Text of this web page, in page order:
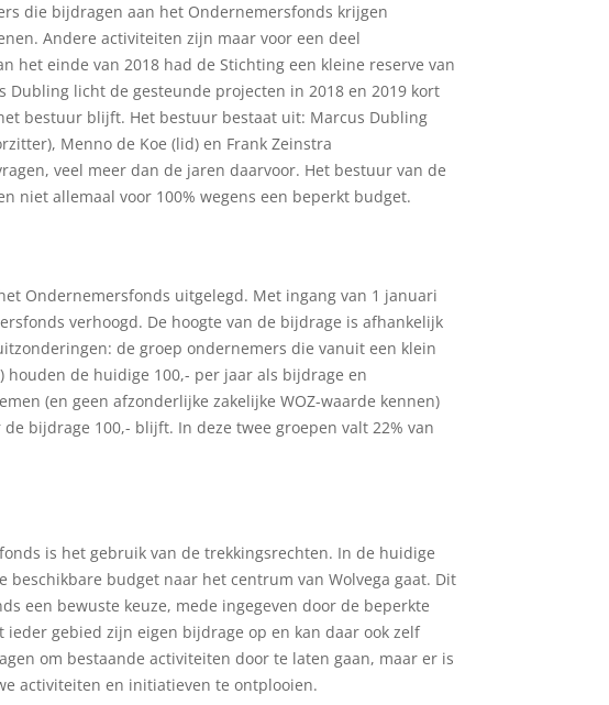
die bijdragen aan het Ondernemersfonds krijgen
Andere activiteiten zijn maar voor een deel
het einde van 2018 had de Stichting een kleine reserve van
Dubling licht de gesteunde projecten in 2018 en 2019 kort
bestuur blijft. Het bestuur bestaat uit: Marcus Dubling
Menno de Koe (lid) en Frank Zeinstra
veel meer dan de jaren daarvoor. Het bestuur van de
niet allemaal voor 100% wegens een beperkt budget.
Ondernemersfonds uitgelegd. Met ingang van 1 januari
verhoogd. De hoogte van de bijdrage is afhankelijk
de groep ondernemers die vanuit een klein
houden de huidige 100,- per jaar als bijdrage en
(en geen afzonderlijke zakelijke WOZ-waarde kennen)
bijdrage 100,- blijft. In deze twee groepen valt 22% van
is het gebruik van de trekkingsrechten. In de huidige
beschikbare budget naar het centrum van Wolvega gaat. Dit
een bewuste keuze, mede ingegeven door de beperkte
gebied zijn eigen bijdrage op en kan daar ook zelf
om bestaande activiteiten door te laten gaan, maar er is
activiteiten en initiatieven te ontplooien.